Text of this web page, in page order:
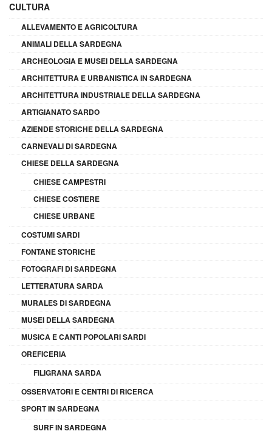
CULTURA
ALLEVAMENTO E AGRICOLTURA
ANIMALI DELLA SARDEGNA
ARCHEOLOGIA E MUSEI DELLA SARDEGNA
ARCHITETTURA E URBANISTICA IN SARDEGNA
ARCHITETTURA INDUSTRIALE DELLA SARDEGNA
ARTIGIANATO SARDO
AZIENDE STORICHE DELLA SARDEGNA
CARNEVALI DI SARDEGNA
CHIESE DELLA SARDEGNA
CHIESE CAMPESTRI
CHIESE COSTIERE
CHIESE URBANE
COSTUMI SARDI
FONTANE STORICHE
FOTOGRAFI DI SARDEGNA
LETTERATURA SARDA
MURALES DI SARDEGNA
MUSEI DELLA SARDEGNA
MUSICA E CANTI POPOLARI SARDI
OREFICERIA
FILIGRANA SARDA
OSSERVATORI E CENTRI DI RICERCA
SPORT IN SARDEGNA
SURF IN SARDEGNA